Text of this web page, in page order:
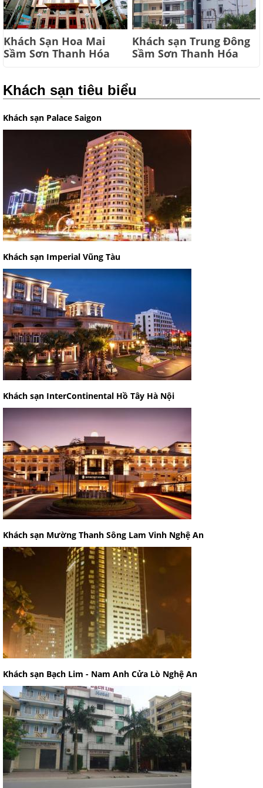
Khách Sạn Hoa Mai
Sầm Sơn Thanh Hóa
Khách sạn Trung Đông
Sầm Sơn Thanh Hóa
Khách sạn tiêu biểu
Khách sạn Palace Saigon
Khách sạn Imperial Vũng Tàu
Khách sạn InterContinental Hồ Tây Hà Nội
Khách sạn Mường Thanh Sông Lam Vinh Nghệ An
Khách sạn Bạch Lim - Nam Anh Cửa Lò Nghệ An